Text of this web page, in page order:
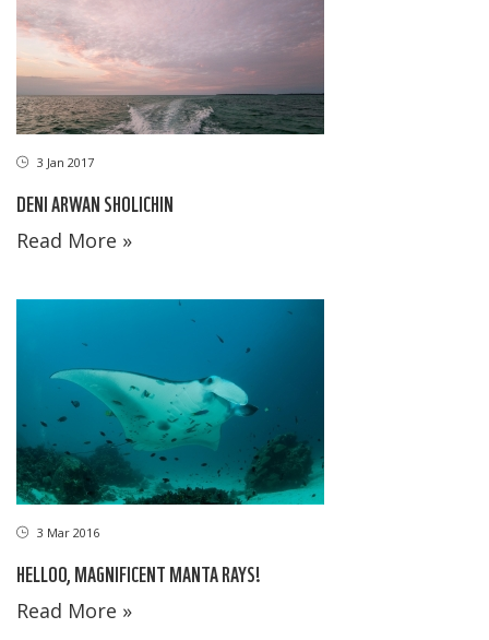
3 Jan 2017
DENI ARWAN SHOLICHIN
Read More »
3 Mar 2016
HELLOO, MAGNIFICENT MANTA RAYS!
Read More »